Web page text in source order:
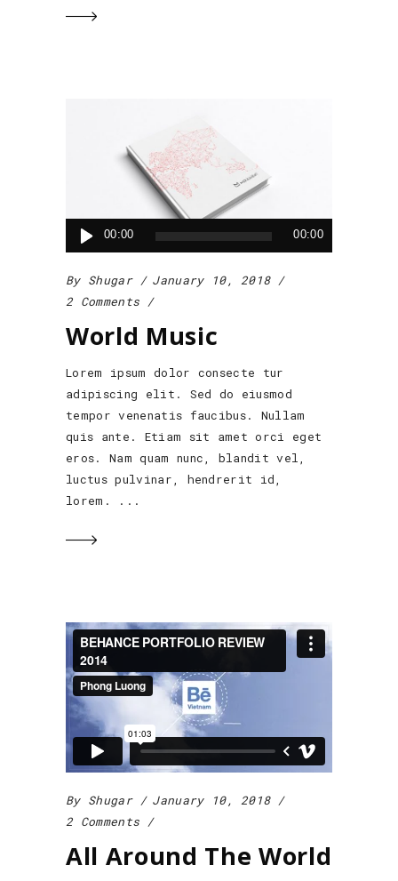
Audio
Player
00:00 00:00
By Shugar
January 10, 2018
2 Comments
World Music
Lorem ipsum dolor consecte tur
adipiscing elit. Sed do eiusmod
tempor venenatis faucibus. Nullam
quis ante. Etiam sit amet orci eget
eros. Nam quam nunc, blandit vel,
luctus pulvinar, hendrerit id,
lorem.
By Shugar
January 10, 2018
2 Comments
All Around The World